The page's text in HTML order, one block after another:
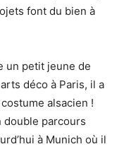
font du bien à
un petit jeune de
déco à Paris, il a
alsacien !
double parcours
à Munich où il